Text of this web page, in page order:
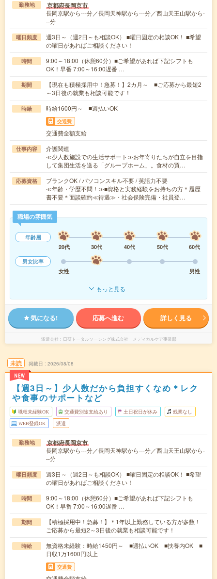
勤務地 京都府長岡京市
長岡京駅から---分／長岡天神駅から---分／西山天王山駅から-
--分
曜日頻度
週3日～（週2日～も相談OK） ■曜日固定の相談OK！ ■希望
の曜日があればご相談ください！
時間
9:00～18:00（休憩60分）■ご希望があれば下記シフトも
OK！早番 7:00～16:00遅番 …
期間
【現在も積極採用中！急募！】2カ月～ ■ご応募から最短2
～3日後の就業も相談可能です！
時給 時給1600円～ ■週払いOK
交通費
交通費全額支給
仕事内容
介護関連
≪少人数施設での生活サポート≫お年寄りたちが自立を目指
して集団生活を送る「グループホーム」。食材の買…
応募資格
ブランクOK / パソコンスキル不要 / 英語力不要
≪年齢・学歴不問！≫■資格と実務経験をお持ちの方＊履歴
書不要＊面談確約≪待遇≫・社会保険完備・社員登…
職場の雰囲気
年齢層
20代
30代 40代 50代
60代
男女比率
女性
男性
もっと見る
気になる! 応募へ進む 詳しく見る
派遣会社 日研トータルソーシング株式会社 メディカルケア事業部
未読
NEW
掲載日 2026/08/08
【週3日～】少人数だから負担すくなめ＊レク
や食事のサポートなど
職種未経験OK 交通費別途支給あり 土日祝日が休み 残業なし
WEB登録OK 派遣
勤務地 京都府長岡京市
長岡京駅から---分／長岡天神駅から---分／西山天王山駅から-
--分
曜日頻度
週3日～（週2日～も相談OK） ■曜日固定の相談OK！ ■希望
の曜日があればご相談ください！
時間
9:00～18:00（休憩60分）■ご希望があれば下記シフトも
OK！早番 7:00～16:00遅番 …
期間
【積極採用中！急募！】＊1年以上勤務している方が多数！
ご応募から最短2～3日後の就業も相談可能です！
時給
無資格未経験：時給1450円～ ■週払いOK ■扶養内OK ■
日収1万1600円以上
交通費